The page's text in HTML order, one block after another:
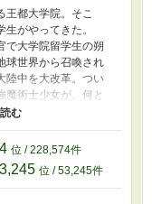
王都大学院。そこ
がやってきた。
で大学院留学生の朔
球世界から召喚され
陸中を大改革。つい
魔術士少女が、何と
った!? まずはキャン
で、『学生キャンプ
使い、魔力を使い、
成功への道を切り開
界の常識を変え
タジー、開幕！
位 / 228,574件
位 / 53,245件